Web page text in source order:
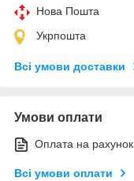
Нова Пошта
Укрпошта
Всі умови доставки
Умови оплати
Оплата на рахунок
Всі умови оплати